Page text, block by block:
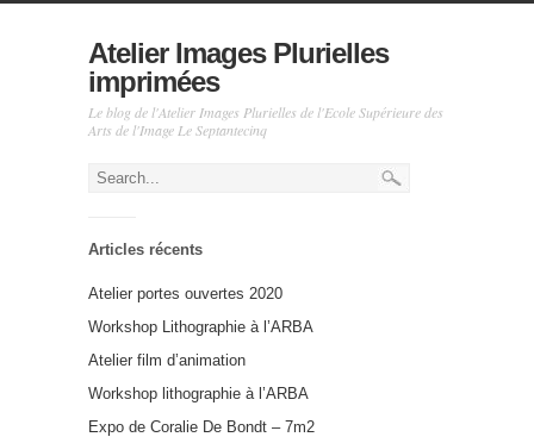
Atelier Images Plurielles
imprimées
Le blog de l'Atelier Images Plurielles de l'Ecole Supérieure des
Arts de l'Image Le Septantecinq
Articles récents
Atelier portes ouvertes 2020
Workshop Lithographie à l’ARBA
Atelier film d’animation
Workshop lithographie à l’ARBA
Expo de Coralie De Bondt – 7m2